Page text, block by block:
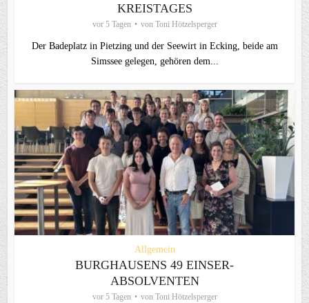
KREISTAGES
vor 5 Tagen von Toni Hötzelsperger
Der Badeplatz in Pietzing und der Seewirt in Ecking, beide am
Simssee gelegen, gehören dem...
Allgemein
BURGHAUSENS 49 EINSER-
ABSOLVENTEN
vor 5 Tagen von Toni Hötzelsperger